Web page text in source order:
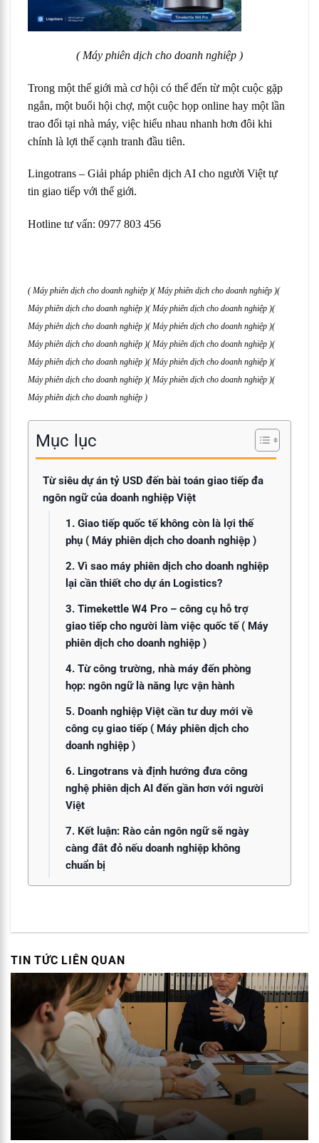
( Máy phiên dịch cho doanh nghiệp )
Trong một thế giới mà cơ hội có thể đến từ một cuộc gặp
ngắn, một buổi hội chợ, một cuộc họp online hay một lần
trao đổi tại nhà máy, việc hiểu nhau nhanh hơn đôi khi
chính là lợi thế cạnh tranh đầu tiên.
Lingotrans – Giải pháp phiên dịch AI cho người Việt tự
tin giao tiếp với thế giới.
Hotline tư vấn: 0977 803 456
( Máy phiên dịch cho doanh nghiệp )( Máy phiên dịch cho doanh nghiệp )(
Máy phiên dịch cho doanh nghiệp )( Máy phiên dịch cho doanh nghiệp )(
Máy phiên dịch cho doanh nghiệp )( Máy phiên dịch cho doanh nghiệp )(
Máy phiên dịch cho doanh nghiệp )( Máy phiên dịch cho doanh nghiệp )(
Máy phiên dịch cho doanh nghiệp )( Máy phiên dịch cho doanh nghiệp )(
Máy phiên dịch cho doanh nghiệp )( Máy phiên dịch cho doanh nghiệp )(
Máy phiên dịch cho doanh nghiệp )
Mục lục
Từ siêu dự án tỷ USD đến bài toán giao tiếp đa
ngôn ngữ của doanh nghiệp Việt
1. Giao tiếp quốc tế không còn là lợi thế
phụ ( Máy phiên dịch cho doanh nghiệp )
2. Vì sao máy phiên dịch cho doanh nghiệp
lại cần thiết cho dự án Logistics?
3. Timekettle W4 Pro – công cụ hỗ trợ
giao tiếp cho người làm việc quốc tế ( Máy
phiên dịch cho doanh nghiệp )
4. Từ công trường, nhà máy đến phòng
họp: ngôn ngữ là năng lực vận hành
5. Doanh nghiệp Việt cần tư duy mới về
công cụ giao tiếp ( Máy phiên dịch cho
doanh nghiệp )
6. Lingotrans và định hướng đưa công
nghệ phiên dịch AI đến gần hơn với người
Việt
7. Kết luận: Rào cản ngôn ngữ sẽ ngày
càng đắt đỏ nếu doanh nghiệp không
chuẩn bị
TIN TỨC LIÊN QUAN